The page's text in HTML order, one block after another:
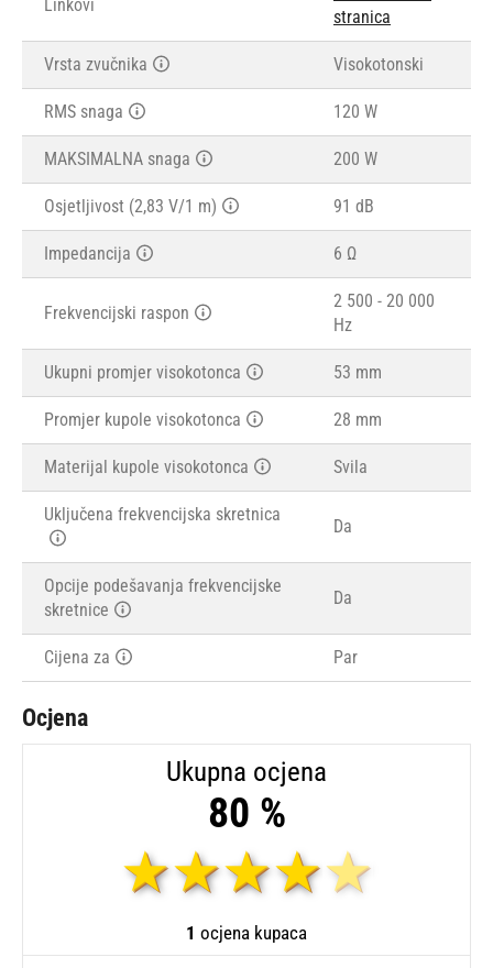
Linkovi
stranica
Vrsta zvučnika Visokotonski
RMS snaga 120 W
MAKSIMALNA snaga 200 W
Osjetljivost (2,83 V/1 m) 91 dB
Impedancija 6 Ω
Frekvencijski raspon
2 500 - 20 000
Hz
Ukupni promjer visokotonca 53 mm
Promjer kupole visokotonca 28 mm
Materijal kupole visokotonca Svila
Uključena frekvencijska skretnica
Da
Opcije podešavanja frekvencijske
skretnice
Da
Cijena za Par
Ocjena
Ukupna ocjena
80 %
1 ocjena kupaca